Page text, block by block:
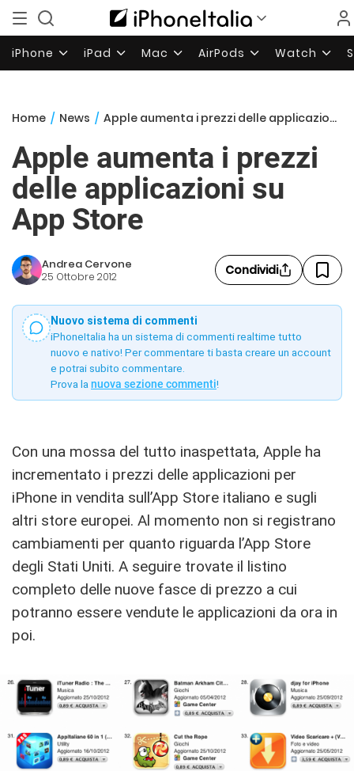
iPhone iPad Mac AirPods Watch
Home / News / Apple aumenta i prezzi delle applicazioni su App Store
Apple aumenta i prezzi
delle applicazioni su
App Store
Andrea Cervone
25 Ottobre 2012 Condividi
Nuovo sistema di commenti
iPhoneItalia ha un sistema di commenti realtime tutto
nuovo e nativo! Per commentare ti basta creare un account
e potrai subito commentare.
Prova la nuova sezione commenti!
Con una mossa del tutto inaspettata, Apple ha
incrementato i prezzi delle applicazioni per
iPhone in vendita sull’App Store italiano e sugli
altri store europei. Al momento non si registrano
cambiamenti per quanto riguarda l’App Store
degli Stati Uniti. A seguire trovate il listino
completo delle nuove fasce di prezzo a cui
potranno essere vendute le applicazioni da ora in
poi.